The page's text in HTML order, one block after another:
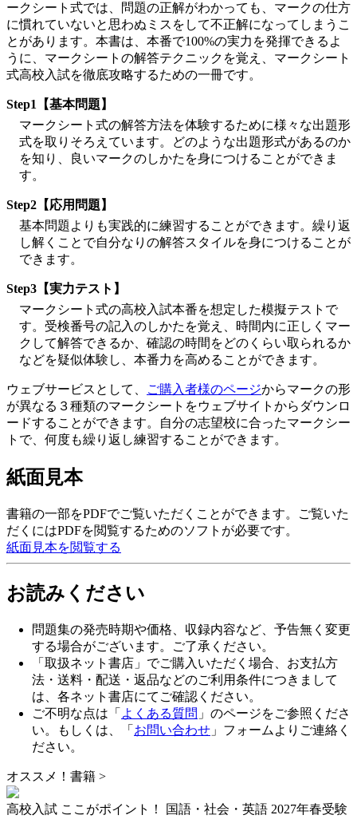
ークシート式では、問題の正解がわかっても、マークの仕方
に慣れていないと思わぬミスをして不正解になってしまうこ
とがあります。本書は、本番で100%の実力を発揮できるよ
うに、マークシートの解答テクニックを覚え、マークシート
式高校入試を徹底攻略するための一冊です。
Step1【基本問題】
マークシート式の解答方法を体験するために様々な出題形
式を取りそろえています。どのような出題形式があるのか
を知り、良いマークのしかたを身につけることができま
す。
Step2【応用問題】
基本問題よりも実践的に練習することができます。繰り返
し解くことで自分なりの解答スタイルを身につけることが
できます。
Step3【実力テスト】
マークシート式の高校入試本番を想定した模擬テストで
す。受検番号の記入のしかたを覚え、時間内に正しくマー
クして解答できるか、確認の時間をどのくらい取られるか
などを疑似体験し、本番力を高めることができます。
ウェブサービスとして、 ご購入者様のページからマークの形
が異なる３種類のマークシートをウェブサイトからダウンロ
ードすることができます。自分の志望校に合ったマークシー
トで、何度も繰り返し練習することができます。
紙面見本
書籍の一部をPDFでご覧いただくことができます。ご覧いた
だくにはPDFを閲覧するためのソフトが必要です。
紙面見本を閲覧する
お読みください
問題集の発売時期や価格、収録内容など、予告無く変更
する場合がございます。ご了承ください。
「取扱ネット書店」でご購入いただく場合、お支払方
法・送料・配送・返品などのご利用条件につきまして
は、各ネット書店にてご確認ください。
ご不明な点は「 よくある質問 」のページをご参照くださ
い。もしくは、「 お問い合わせ 」フォームよりご連絡く
ださい。
オススメ！書籍 >
高校入試 ここがポイント！ 国語・社会・英語 2027年春受験